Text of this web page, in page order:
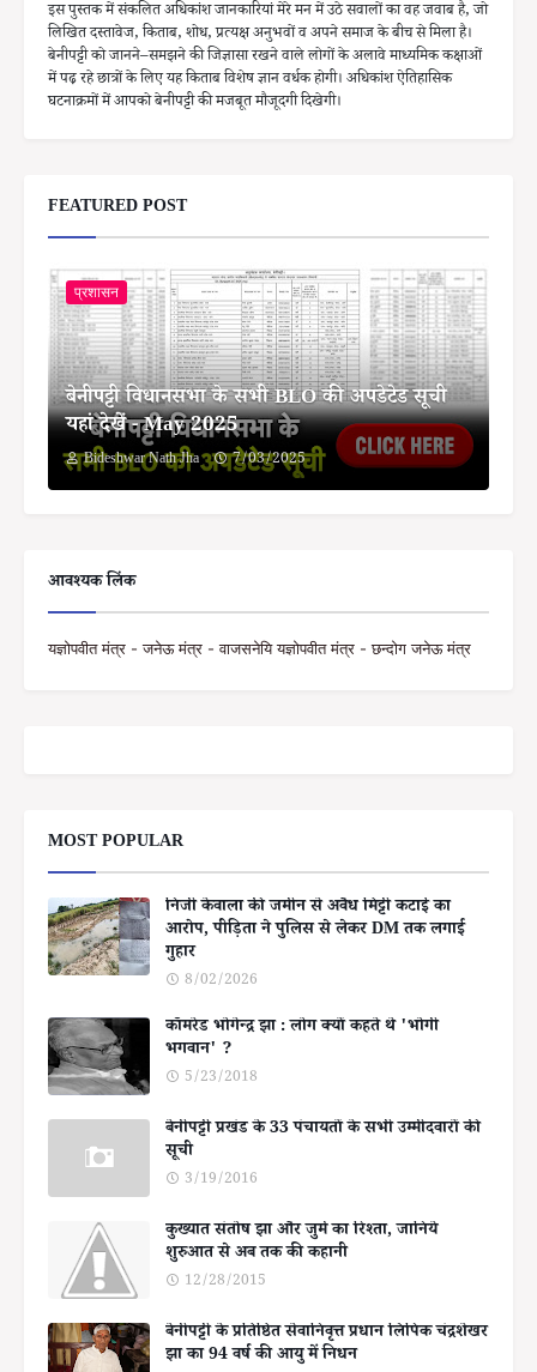
इस पुस्तक में संकलित अधिकांश जानकारियां मेरे मन में उठे सवालों का वह जवाब है, जो
लिखित दस्तावेज, किताब, शोध, प्रत्यक्ष अनुभवों व अपने समाज के बीच से मिला है।
बेनीपट्टी को जानने–समझने की जिज्ञासा रखने वाले लोगों के अलावे माध्यमिक कक्षाओं
में पढ़ रहे छात्रों के लिए यह किताब विशेष ज्ञान वर्धक होगी। अधिकांश ऐतिहासिक
घटनाक्रमों में आपको बेनीपट्टी की मजबूत मौजूदगी दिखेगी।
FEATURED POST
प्रशासन
बेनीपट्टी विधानसभा के सभी BLO की अपडेटेड सूची
यहां देखें - May 2025
Bideshwar Nath Jha 7/03/2025
आवश्यक लिंक
यज्ञोपवीत मंत्र - जनेऊ मंत्र - वाजसनेयि यज्ञोपवीत मंत्र - छन्दोग जनेऊ मंत्र
MOST POPULAR
निजी केवाला की जमीन से अवैध मिट्टी कटाई का
आरोप, पीड़िता ने पुलिस से लेकर DM तक लगाई
गुहार
8/02/2026
कॉमरेड भोगेन्द्र झा : लोग क्यों कहते थे 'भोगी
भगवान' ?
5/23/2018
बेनीपट्टी प्रखंड के 33 पंचायतों के सभी उम्मीदवारों की
सूची
3/19/2016
कुख्यात संतोष झा और जुर्म का रिश्ता, जानिये
शुरुआत से अब तक की कहानी
12/28/2015
बेनीपट्टी के प्रतिष्ठित सेवानिवृत्त प्रधान लिपिक चंद्रशेखर
झा का 94 वर्ष की आयु में निधन